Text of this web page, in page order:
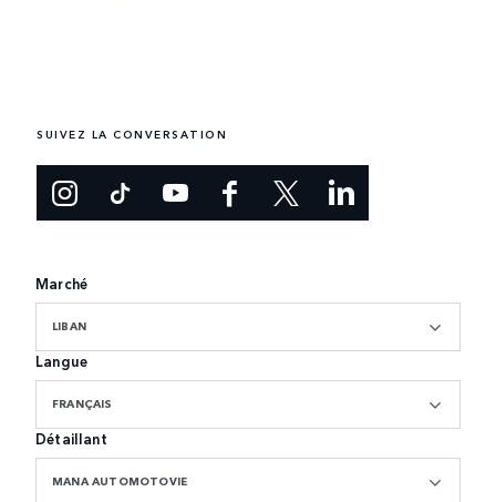
SUIVEZ LA CONVERSATION
Marché
LIBAN
Langue
FRANÇAIS
Détaillant
MANA AUTOMOTOVIE